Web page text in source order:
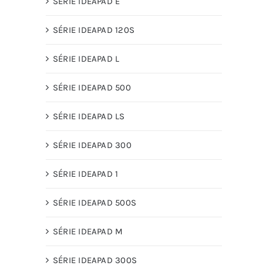
SÉRIE IDEAPAD 120S
SÉRIE IDEAPAD L
SÉRIE IDEAPAD 500
SÉRIE IDEAPAD LS
SÉRIE IDEAPAD 300
SÉRIE IDEAPAD 1
SÉRIE IDEAPAD 500S
SÉRIE IDEAPAD M
SÉRIE IDEAPAD 300S